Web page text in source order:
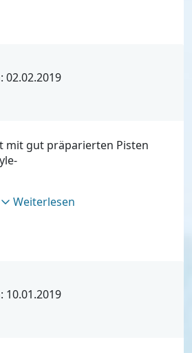
mit gut präparierten Pisten
Weiterlesen